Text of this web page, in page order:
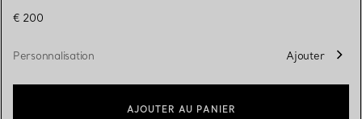
€ 200
Personnalisation Ajouter
AJOUTER AU PANIER